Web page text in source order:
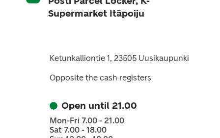
Supermarket Itäpoiju
Ketunkalliontie 1, 23505 Uusikaupunki
Opposite the cash registers
Open until 21.00
Mon-Fri 7.00 - 21.00
Sat 7.00 - 18.00